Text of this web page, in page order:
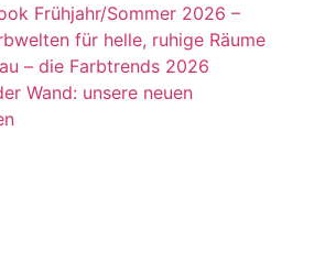
Frühjahr/Sommer 2026 –
für helle, ruhige Räume
– die Farbtrends 2026
Wand: unsere neuen